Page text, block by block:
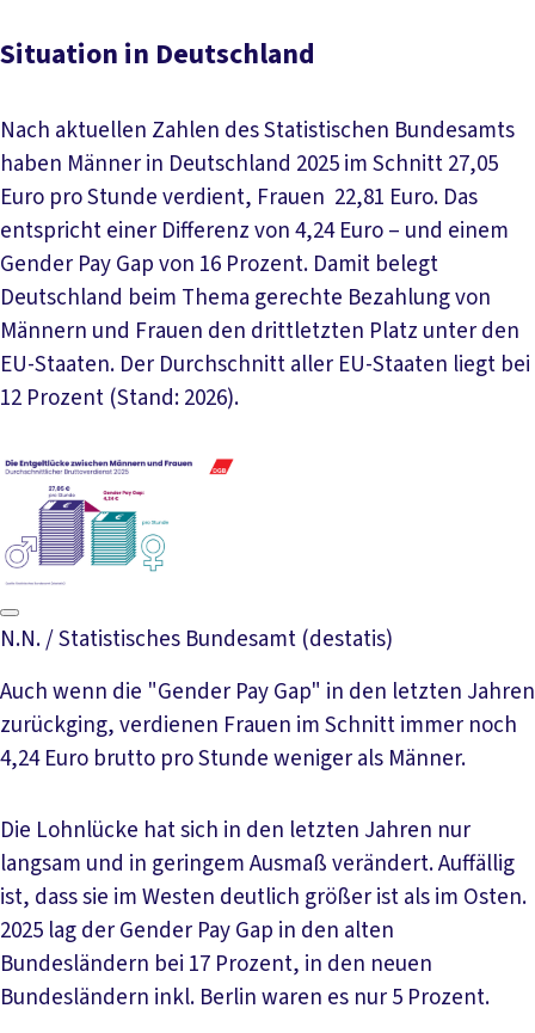
Situation in Deutschland
Nach aktuellen Zahlen des Statistischen Bundesamts
haben Männer in Deutschland 2025 im Schnitt 27,05
Euro pro Stunde verdient, Frauen 22,81 Euro. Das
entspricht einer Differenz von 4,24 Euro – und einem
Gender Pay Gap von 16 Prozent. Damit belegt
Deutschland beim Thema gerechte Bezahlung von
Männern und Frauen den drittletzten Platz unter den
EU-Staaten. Der Durchschnitt aller EU-Staaten liegt bei
12 Prozent (Stand: 2026).
N.N. / Statistisches Bundesamt (destatis)
Auch wenn die "Gender Pay Gap" in den letzten Jahren
zurückging, verdienen Frauen im Schnitt immer noch
4,24 Euro brutto pro Stunde weniger als Männer.
Die Lohnlücke hat sich in den letzten Jahren nur
langsam und in geringem Ausmaß verändert. Auffällig
ist, dass sie im Westen deutlich größer ist als im Osten.
2025 lag der Gender Pay Gap in den alten
Bundesländern bei 17 Prozent, in den neuen
Bundesländern inkl. Berlin waren es nur 5 Prozent.